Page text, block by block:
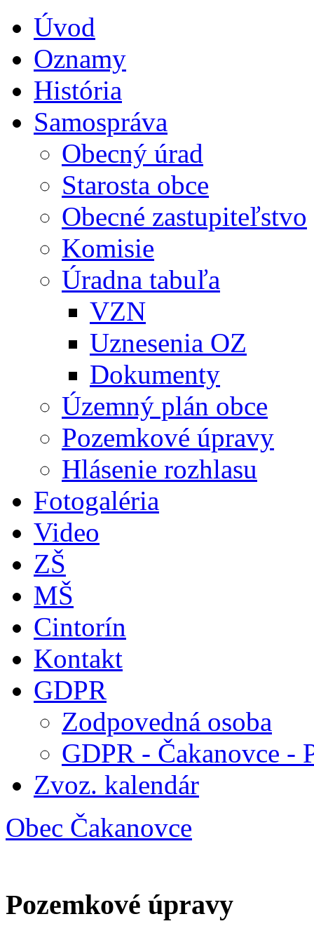
Úvod
Oznamy
História
Samospráva
Obecný úrad
Starosta obce
Obecné zastupiteľstvo
Komisie
Úradna tabuľa
VZN
Uznesenia OZ
Dokumenty
Územný plán obce
Pozemkové úpravy
Hlásenie rozhlasu
Fotogaléria
Video
ZŠ
MŠ
Cintorín
Kontakt
GDPR
Zodpovedná osoba
GDPR - Čakanovce -
Zvoz. kalendár
Obec Čakanovce
Pozemkové úpravy